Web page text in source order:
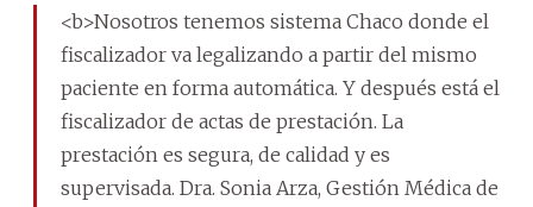
<b>Nosotros tenemos sistema Chaco donde el
fiscalizador va legalizando a partir del mismo
paciente en forma automática. Y después está el
fiscalizador de actas de prestación. La
prestación es segura, de calidad y es
supervisada. Dra. Sonia Arza, Gestión Médica de